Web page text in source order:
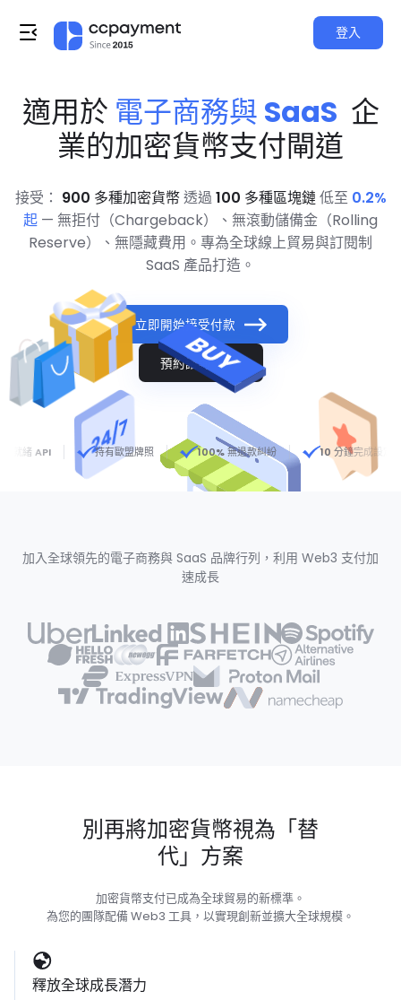
登入
適用於 電子商務與 SaaS 企
業的加密貨幣支付閘道
接受： 900 多種加密貨幣透過100 多種區塊鏈 低至 0.2%
起 — 無拒付（Chargeback）、無滾動儲備金（Rolling
Reserve）、無隱藏費用。專為全球線上貿易與訂閱制
SaaS 產品打造。
立即開始接受付款
預約諮詢
API 持有歐盟牌照 100% 無退款糾紛 10 分鐘完成設定
加入全球領先的電子商務與 SaaS 品牌行列，利用 Web3 支付加
速成長
別再將加密貨幣視為「替
代」方案
加密貨幣支付已成為全球貿易的新標準。
為您的團隊配備 Web3 工具，以實現創新並擴大全球規模。
釋放全球成長潛力